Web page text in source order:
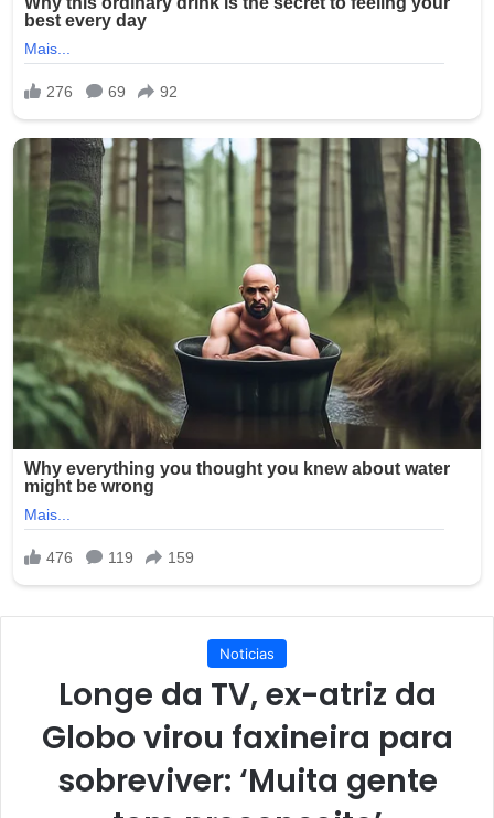
Noticias
Longe da TV, ex-atriz da
Globo virou faxineira para
sobreviver: ‘Muita gente